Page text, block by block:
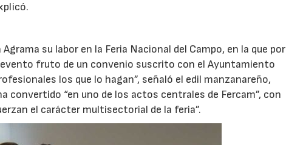
su labor en la Feria Nacional del Campo, en la que por
fruto de un convenio suscrito con el Ayuntamiento
los que lo hagan”, señaló el edil manzanareño,
convertido “en uno de los actos centrales de Fercam”, con
el carácter multisectorial de la feria”.